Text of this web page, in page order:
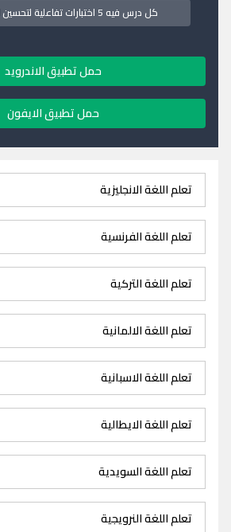
كل درس فيه 5 اختبارات تفاعلية لتحسين اللفظ والنطق
حمل تطبيق الاندرويد
حمل تطبيق الايفون
تعلم اللغة الانجليزية
تعلم اللغة الفرنسية
تعلم اللغة التركية
تعلم اللغة الالمانية
تعلم اللغة الاسبانية
تعلم اللغة الايطالية
تعلم اللغة السويدية
تعلم اللغة النرويجية